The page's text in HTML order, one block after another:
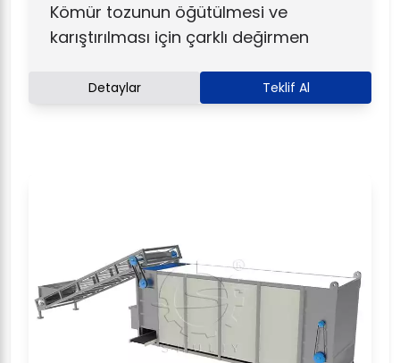
Kömür tozunun öğütülmesi ve
karıştırılması için çarklı değirmen
Detaylar Teklif Al